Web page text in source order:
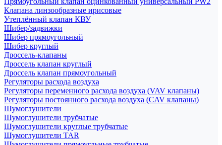
Клапана линзообразные ирисовые
Утеплённый клапан КВУ
Шибер/задвижки
Шибер прямоугольный
Шибер круглый
Дроссель-клапаны
Дроссель клапан круглый
Дроссель клапан прямоугольный
Регуляторы расхода воздуха
Регуляторы переменного расхода воздуха (VAV клапаны)
Регуляторы постоянного расхода воздуха (CAV клапаны)
Шумоглушители
Шумоглушители трубчатые
Шумоглушители круглые трубчатые
Шумоглушители TAR